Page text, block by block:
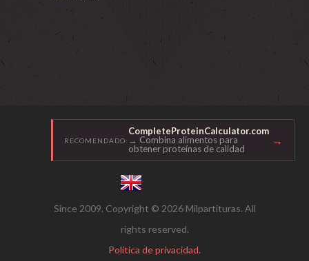
RECOMENDADO:
CompleteProteinCalculator.com
→ Combina alimentos para
obtener proteínas de calidad
→
Since 2009. Copyright © 2026 Milpartituras. All
rights reserved.
Política de privacidad.